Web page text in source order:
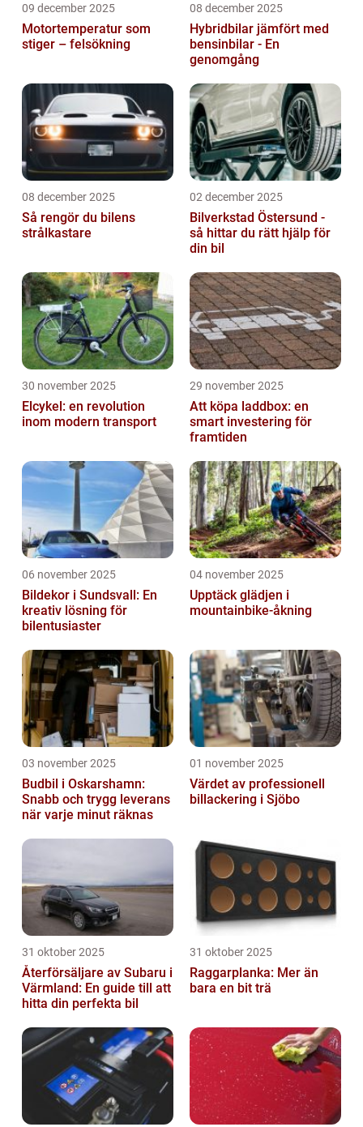
09 december 2025
Motortemperatur som
stiger – felsökning
08 december 2025
Hybridbilar jämfört med
bensinbilar - En
genomgång
08 december 2025
Så rengör du bilens
strålkastare
02 december 2025
Bilverkstad Östersund -
så hittar du rätt hjälp för
din bil
30 november 2025
Elcykel: en revolution
inom modern transport
29 november 2025
Att köpa laddbox: en
smart investering för
framtiden
06 november 2025
Bildekor i Sundsvall: En
kreativ lösning för
bilentusiaster
04 november 2025
Upptäck glädjen i
mountainbike-åkning
03 november 2025
Budbil i Oskarshamn:
Snabb och trygg leverans
när varje minut räknas
01 november 2025
Värdet av professionell
billackering i Sjöbo
31 oktober 2025
Återförsäljare av Subaru i
Värmland: En guide till att
hitta din perfekta bil
31 oktober 2025
Raggarplanka: Mer än
bara en bit trä